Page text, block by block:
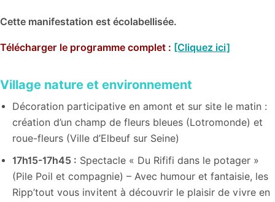
Cette manifestation est écolabellisée.
Télécharger le programme complet : [Cliquez ici]
Village nature et environnement
Décoration participative en amont et sur site le matin :
création d’un champ de fleurs bleues (Lotromonde) et
roue-fleurs (Ville d’Elbeuf sur Seine)
17h15-17h45 : Spectacle « Du Rififi dans le potager »
(Pile Poil et compagnie) – Avec humour et fantaisie, les
Ripp’tout vous invitent à découvrir le plaisir de vivre en